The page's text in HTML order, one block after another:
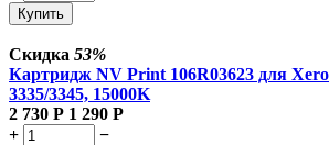
Купить
Скидка 53%
Картридж NV Print 106R03623 для
3335/3345, 15000K
2 730 Р 1 290 Р
+
−